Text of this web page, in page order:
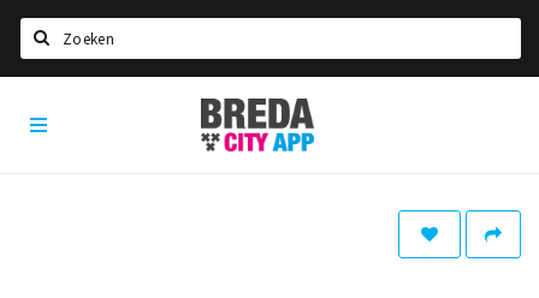
Home
Breda
City
App